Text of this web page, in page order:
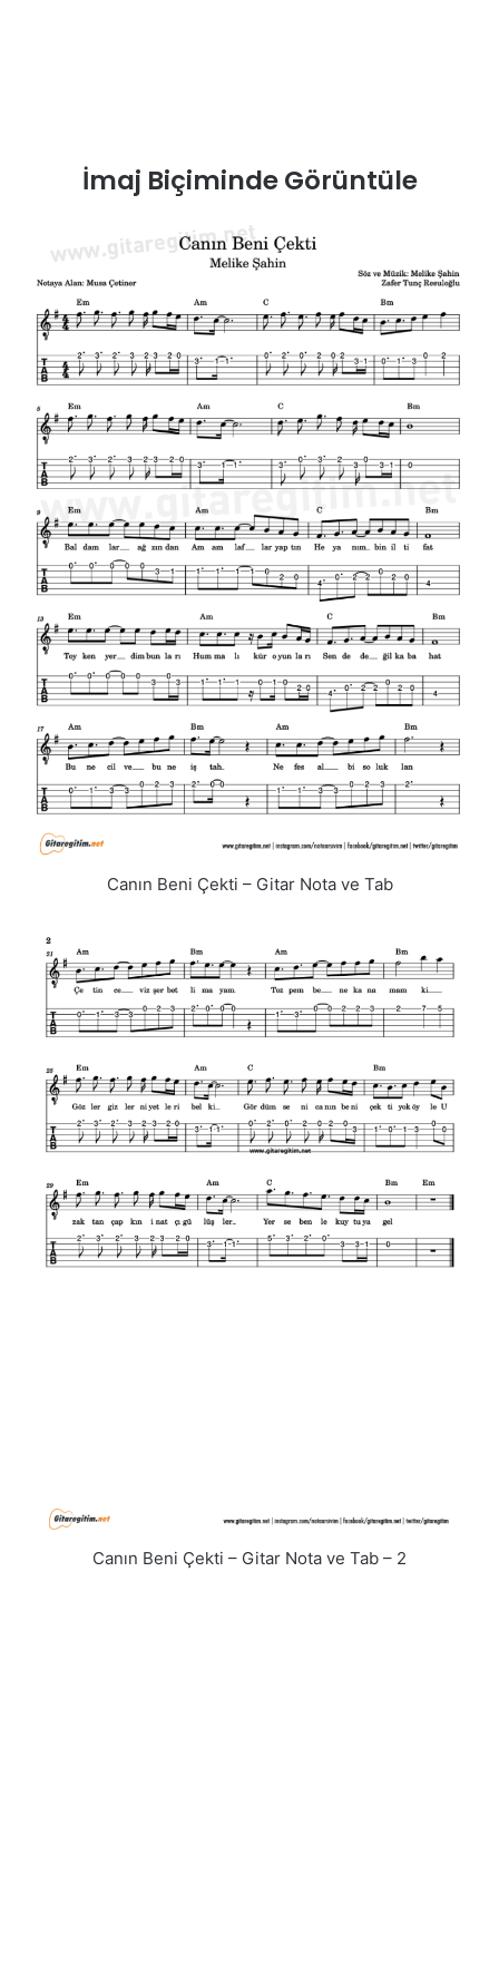
İmaj Biçiminde Görüntüle
Canın Beni Çekti – Gitar Nota ve Tab
Canın Beni Çekti – Gitar Nota ve Tab – 2